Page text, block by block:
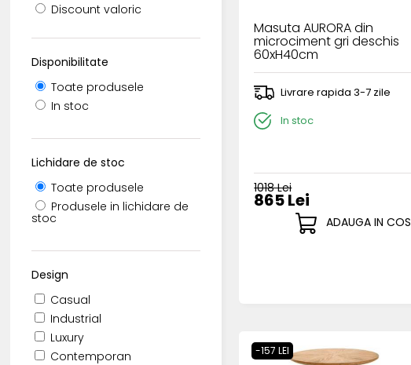
Discount valoric
Disponibilitate
Toate produsele
In stoc
Lichidare de stoc
Toate produsele
Produsele in lichidare de
stoc
Design
Casual
Industrial
Luxury
Contemporan
Masuta AURORA din
microciment gri deschis
60xH40cm
Livrare rapida 3-7 zile
In stoc
1018 Lei
865 Lei
ADAUGA IN COS
-157 LEI